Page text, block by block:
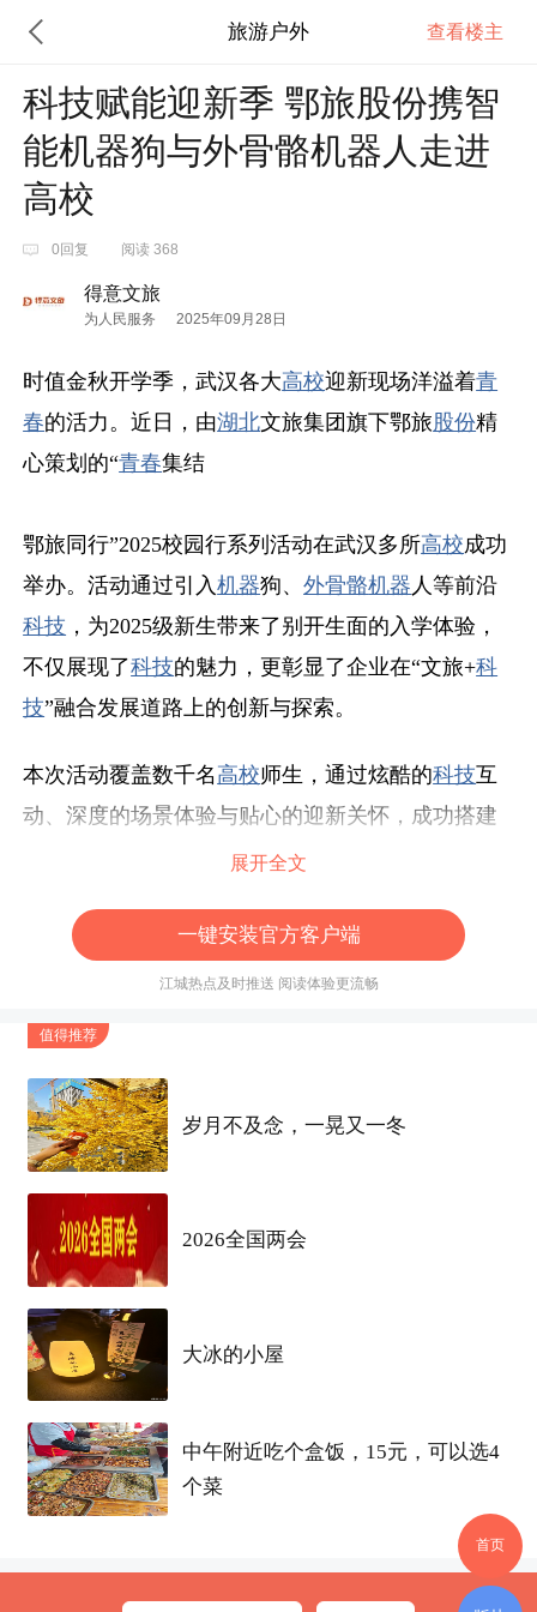
旅游户外 查看楼主
科技赋能迎新季 鄂旅股份携智
能机器狗与外骨骼机器人走进
高校
0回复 阅读 368
得意文旅
为人民服务 2025年09月28日
时值金秋开学季，武汉各大高校迎新现场洋溢着青
春的活力。近日，由湖北文旅集团旗下鄂旅股份精
心策划的“青春集结
鄂旅同行”2025校园行系列活动在武汉多所高校成功
举办。活动通过引入机器狗、外骨骼机器 人等前沿
科技 ，为2025级新生带来了别开生面的入学体验，
不仅展现了科技的魅力，更彰显了企业在“文旅+科
技”融合发展道路上的创新与探索。
本次活动覆盖数千名 高校师生，通过炫酷的科技互
动、深度的场景体验与贴心的迎新关怀，成功搭建
了与Z世代青年沟通的桥梁，为
科技赋能迎新，机器狗“组团”引爆校园
在湖北工业大学电气学院迎新现场，数只
完成翻跟头、奔跑、舞蹈等高难度动作，时而抬爪
互动、时而趴地问好，高度仿生的运动姿态与憨态
可掬的表现引发现场师生欢呼。活动现场，
机器人体验同样人气爆棚。同学们在工作人员指导
下试穿“增强人体机能”的
技赋能生活的革新力量。
展开全文
一键安装官方客户端
江城热点及时推送 阅读体验更流畅
值得推荐
岁月不及念，一晃又一冬
2026全国两会
大冰的小屋
中午附近吃个盒饭，15元，可以选4
个菜
首页